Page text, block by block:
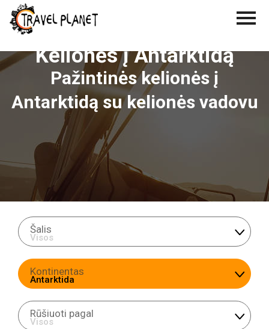
Kelionės į Antarktidą
Pažintinės kelionės į
Antarktidą su kelionės vadovu
Šalis
Kontinentas
Rūšiuoti pagal